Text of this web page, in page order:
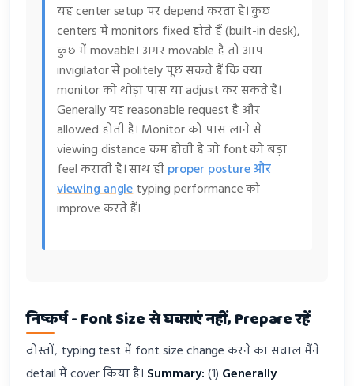
यह center setup पर depend करता है। कुछ
centers में monitors fixed होते हैं (built-in desk),
कुछ में movable। अगर movable है तो आप
invigilator से politely पूछ सकते हैं कि क्या
monitor को थोड़ा पास या adjust कर सकते हैं।
Generally यह reasonable request है और
allowed होती है। Monitor को पास लाने से
viewing distance कम होती है जो font को बड़ा
feel कराती है। साथ हीproper posture और
viewing angletyping performance को
improve करते हैं।
निष्कर्ष - Font Size से घबराएं नहीं, Prepare रहें
दोस्तों, typing test में font size change करने का सवाल मैंने
detail में cover किया है। Summary:(1) Generally